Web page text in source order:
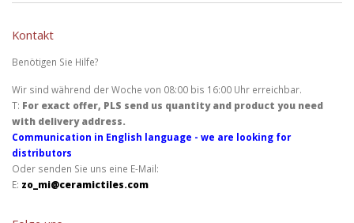
Kontakt
Benötigen Sie Hilfe?
Wir sind während der Woche von 08:00 bis 16:00 Uhr erreichbar.
T: For exact offer, PLS send us quantity and product you need
with delivery address.
Communication in English language - we are looking for
distributors
Oder senden Sie uns eine E-Mail:
E: zo_mi@ceramictiles.com